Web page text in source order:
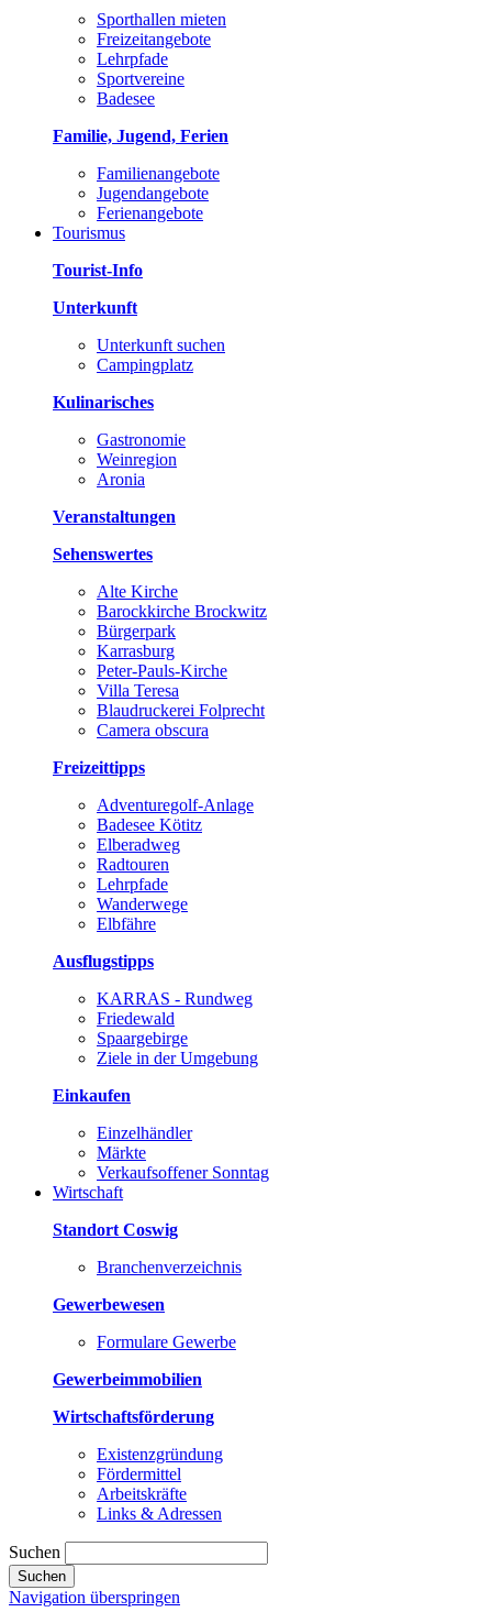
Sporthallen mieten
Freizeitangebote
Lehrpfade
Sportvereine
Badesee
Familie, Jugend, Ferien
Familienangebote
Jugendangebote
Ferienangebote
Tourismus
Tourist-Info
Unterkunft
Unterkunft suchen
Campingplatz
Kulinarisches
Gastronomie
Weinregion
Aronia
Veranstaltungen
Sehenswertes
Alte Kirche
Barockkirche Brockwitz
Bürgerpark
Karrasburg
Peter-Pauls-Kirche
Villa Teresa
Blaudruckerei Folprecht
Camera obscura
Freizeittipps
Adventuregolf-Anlage
Badesee Kötitz
Elberadweg
Radtouren
Lehrpfade
Wanderwege
Elbfähre
Ausflugstipps
KARRAS - Rundweg
Friedewald
Spaargebirge
Ziele in der Umgebung
Einkaufen
Einzelhändler
Märkte
Verkaufsoffener Sonntag
Wirtschaft
Standort Coswig
Branchenverzeichnis
Gewerbewesen
Formulare Gewerbe
Gewerbeimmobilien
Wirtschaftsförderung
Existenzgründung
Fördermittel
Arbeitskräfte
Links & Adressen
Suchen
Suchen
Navigation überspringen